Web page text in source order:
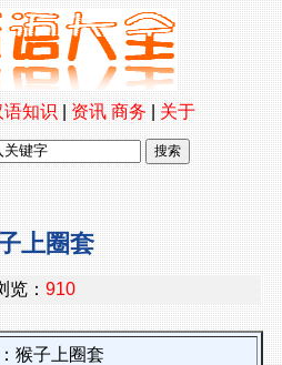
语知识|资讯 商务|关于
上圈套
览： 910
：猴子上圈套